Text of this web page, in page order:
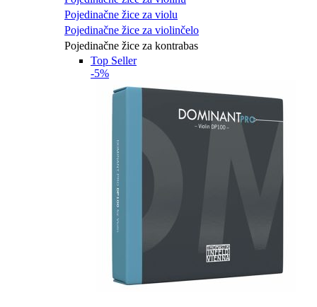
Pojedinačne žice za violu
Pojedinačne žice za violinčelo
Pojedinačne žice za kontrabas
Top Seller
-5%